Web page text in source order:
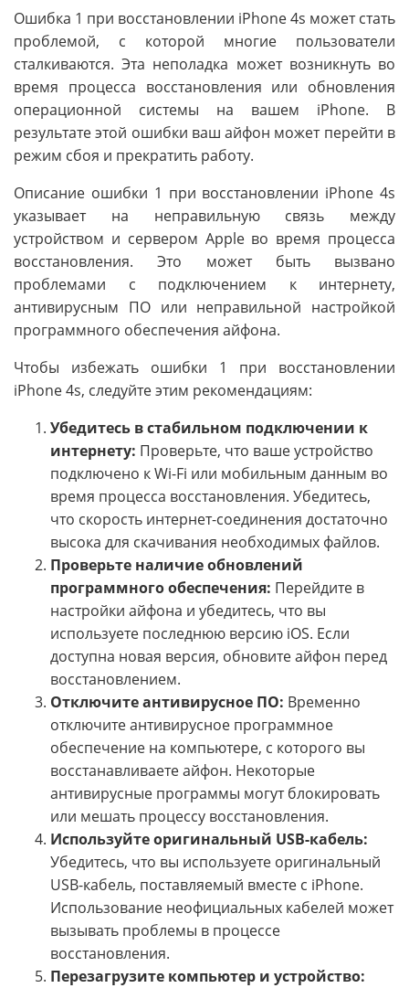
Ошибка 1 при восстановлении iPhone 4s может стать
проблемой, с которой многие пользователи
сталкиваются. Эта неполадка может возникнуть во
время процесса восстановления или обновления
операционной системы на вашем iPhone. В
результате этой ошибки ваш айфон может перейти в
режим сбоя и прекратить работу.
Описание ошибки 1 при восстановлении iPhone 4s
указывает на неправильную связь между
устройством и сервером Apple во время процесса
восстановления. Это может быть вызвано
проблемами с подключением к интернету,
антивирусным ПО или неправильной настройкой
программного обеспечения айфона.
Чтобы избежать ошибки 1 при восстановлении
iPhone 4s, следуйте этим рекомендациям:
Убедитесь в стабильном подключении к
интернету: Проверьте, что ваше устройство
подключено к Wi-Fi или мобильным данным во
время процесса восстановления. Убедитесь,
что скорость интернет-соединения достаточно
высока для скачивания необходимых файлов.
Проверьте наличие обновлений
программного обеспечения: Перейдите в
настройки айфона и убедитесь, что вы
используете последнюю версию iOS. Если
доступна новая версия, обновите айфон перед
восстановлением.
Отключите антивирусное ПО: Временно
отключите антивирусное программное
обеспечение на компьютере, с которого вы
восстанавливаете айфон. Некоторые
антивирусные программы могут блокировать
или мешать процессу восстановления.
Используйте оригинальный USB-кабель:
Убедитесь, что вы используете оригинальный
USB-кабель, поставляемый вместе с iPhone.
Использование неофициальных кабелей может
вызывать проблемы в процессе
восстановления.
Перезагрузите компьютер и устройство: